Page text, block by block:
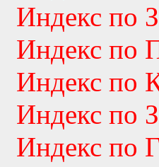
Индекс
Индекс
Индекс
Индекс
Индекс